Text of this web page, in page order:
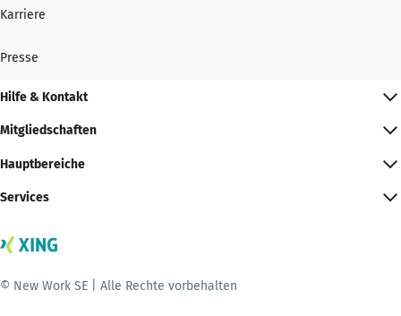
Karriere
Presse
Hilfe & Kontakt
Mitgliedschaften
Hauptbereiche
Services
© New Work SE | Alle Rechte vorbehalten